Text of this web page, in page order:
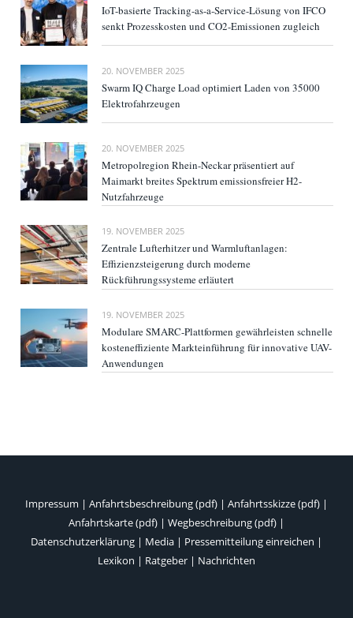
IoT-basierte Tracking-as-a-Service-Lösung von IFCO
senkt Prozesskosten und CO2-Emissionen zugleich
20. NOVEMBER 2025
Swarm IQ Charge Load optimiert Laden von 35000
Elektrofahrzeugen
20. NOVEMBER 2025
Metropolregion Rhein-Neckar präsentiert auf
Maimarkt breites Spektrum emissionsfreier H2-
Nutzfahrzeuge
19. NOVEMBER 2025
Zentrale Lufterhitzer und Warmluftanlagen:
Effizienzsteigerung durch moderne
Rückführungssysteme erläutert
19. NOVEMBER 2025
Modulare SMARC-Plattformen gewährleisten schnelle
kosteneffiziente Markteinführung für innovative UAV-
Anwendungen
Impressum | Anfahrtsbeschreibung (pdf) | Anfahrtsskizze (pdf) |
Anfahrtskarte (pdf) | Wegbeschreibung (pdf) |
Datenschutzerklärung | Media | Pressemitteilung einreichen |
Lexikon | Ratgeber | Nachrichten